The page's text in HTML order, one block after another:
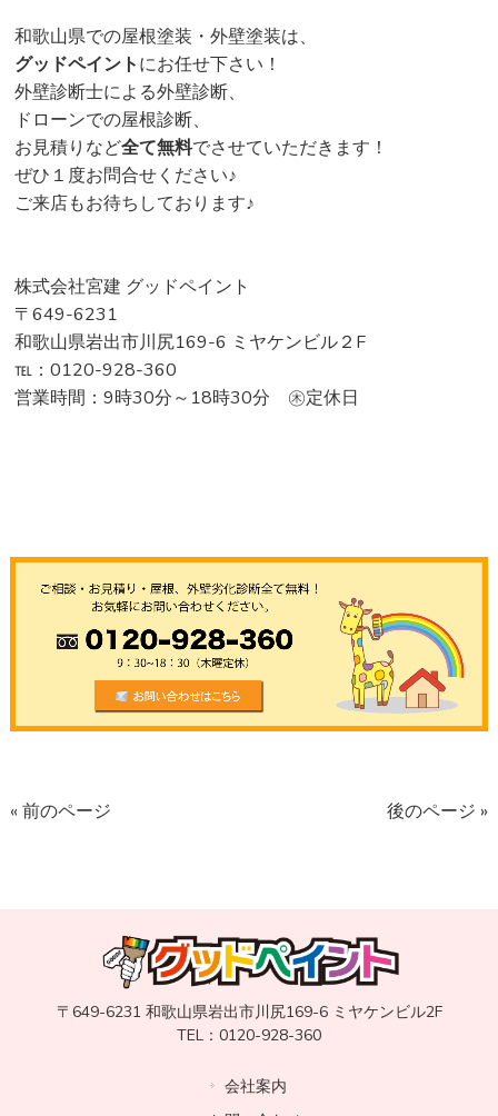
和歌山県での屋根塗装・外壁塗装は、
グッドペイントにお任せ下さい！
外壁診断士による外壁診断、
ドローンでの屋根診断、
お見積りなど全て無料でさせていただきます！
ぜひ１度お問合せください♪
ご来店もお待ちしております♪
株式会社宮建 グッドペイント
〒649-6231
和歌山県岩出市川尻169-6 ミヤケンビル２F
℡：0120-928-360
営業時間：9時30分～18時30分 ㊍定休日
« 前のページ 後のページ »
〒649-6231 和歌山県岩出市川尻169-6 ミヤケンビル2F
TEL：0120-928-360
会社案内